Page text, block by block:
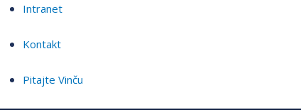
Intranet
Kontakt
Pitajte Vinču